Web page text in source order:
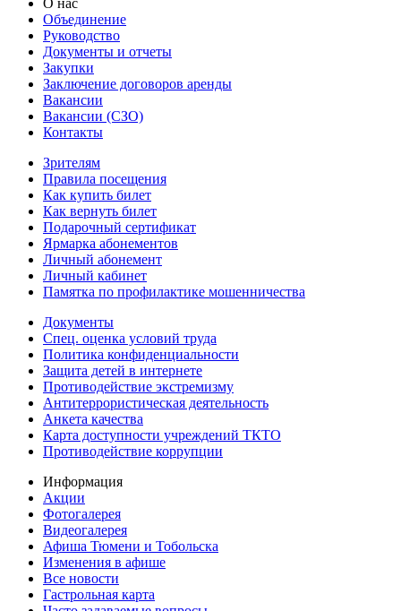
Объединение
Руководство
Документы и отчеты
Закупки
Заключение договоров аренды
Вакансии
Вакансии (СЗО)
Контакты
Зрителям
Правила посещения
Как купить билет
Как вернуть билет
Подарочный сертификат
Ярмарка абонементов
Личный абонемент
Личный кабинет
Памятка по профилактике мошенничества
Документы
Спец. оценка условий труда
Политика конфиденциальности
Защита детей в интернете
Противодействие экстремизму
Антитеррористическая деятельность
Анкета качества
Карта доступности учреждений ТКТО
Противодействие коррупции
Информация
Акции
Фотогалерея
Видеогалерея
Афиша Тюмени и Тобольска
Изменения в афише
Все новости
Гастрольная карта